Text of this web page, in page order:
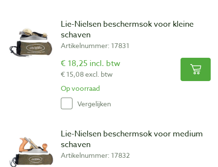
Lie-Nielsen beschermsok voor kleine
schaven
Artikelnummer: 17831
€ 18,25 incl. btw
€ 15,08 excl. btw
Op voorraad
Vergelijken
Lie-Nielsen beschermsok voor medium
schaven
Artikelnummer: 17832